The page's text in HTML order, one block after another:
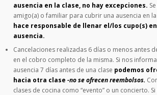
ausencia en la clase, no hay excepciones.
amigo(a) o familiar para cubrir una ausencia en
hace responsable de llenar el/los cupo(s)
ausencia.
Cancelaciones realizadas 6 días o menos antes
en el cobro completo de la misma. Si nos
ausencia 7 días antes de una clase podemos
hacia otra clase-no se ofrecen reembolsos.
clases de cocina como “evento” o un concierto.